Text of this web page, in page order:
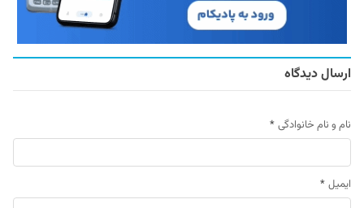
ارسال دیدگاه
نام و نام خانوادگی *
ایمیل *